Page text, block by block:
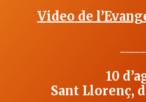
Video de
10
Sant Llorenç,